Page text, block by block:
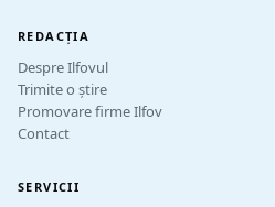
REDACȚIA
Despre Ilfovul
Trimite o știre
Promovare firme Ilfov
Contact
SERVICII